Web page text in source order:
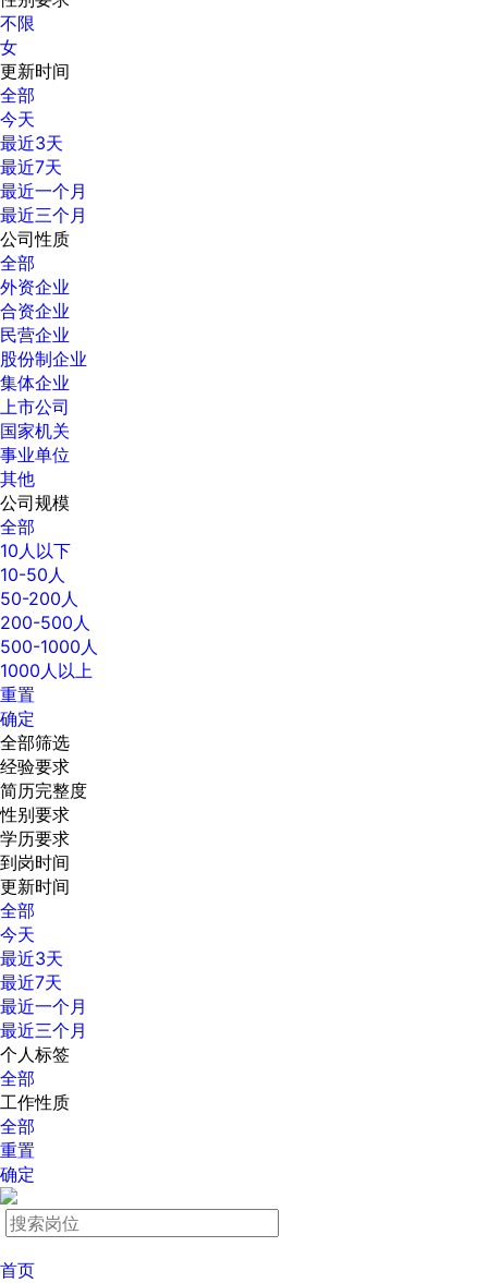
不限
女
更新时间
全部
今天
最近3天
最近7天
最近一个月
最近三个月
公司性质
全部
外资企业
合资企业
民营企业
股份制企业
集体企业
上市公司
国家机关
事业单位
其他
公司规模
全部
10人以下
10-50人
50-200人
200-500人
500-1000人
1000人以上
重置
确定
全部筛选
经验要求
简历完整度
性别要求
学历要求
到岗时间
更新时间
全部
今天
最近3天
最近7天
最近一个月
最近三个月
个人标签
全部
工作性质
全部
重置
确定
首页